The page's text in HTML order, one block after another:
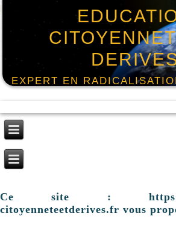
EXPERT EN
Ce site : https://
citoyenneteetderives.fr vous